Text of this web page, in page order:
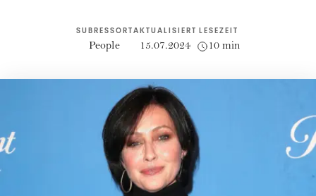
SUBRESSORT
People
AKTUALISIERT
15.07.2024
LESEZEIT
10 min